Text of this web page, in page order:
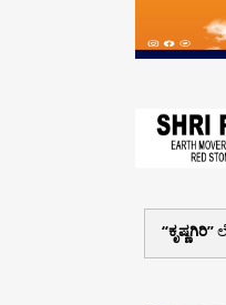
ಕೃಷ್ಣಗಿರಿ